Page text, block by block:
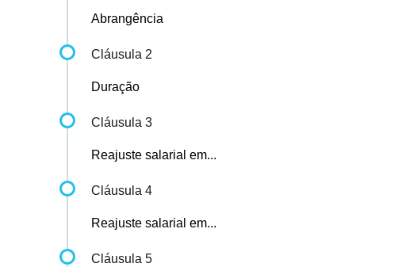
Abrangência
Cláusula 2
Duração
Cláusula 3
Reajuste salarial em...
Cláusula 4
Reajuste salarial em...
Cláusula 5